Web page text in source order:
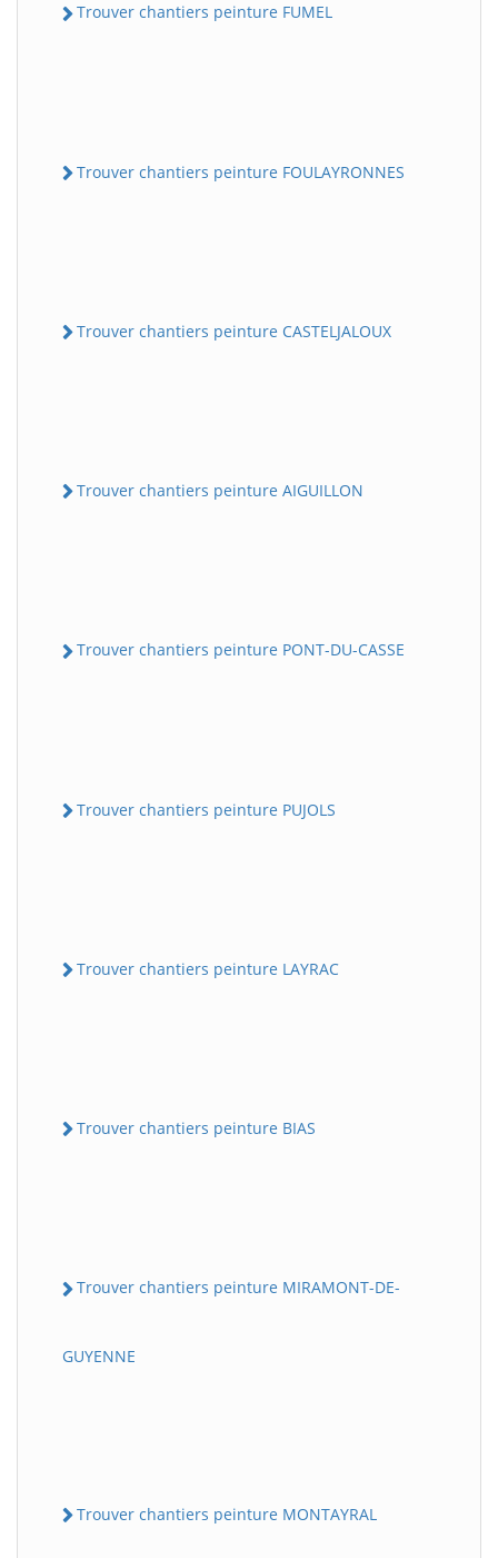
Trouver chantiers peinture FUMEL
Trouver chantiers peinture FOULAYRONNES
Trouver chantiers peinture CASTELJALOUX
Trouver chantiers peinture AIGUILLON
Trouver chantiers peinture PONT-DU-CASSE
Trouver chantiers peinture PUJOLS
Trouver chantiers peinture LAYRAC
Trouver chantiers peinture BIAS
Trouver chantiers peinture MIRAMONT-DE-
GUYENNE
Trouver chantiers peinture MONTAYRAL